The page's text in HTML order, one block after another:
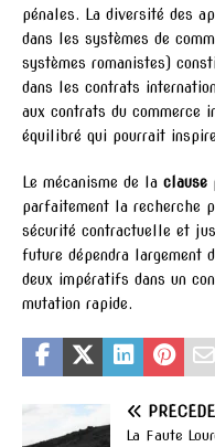
pénales. La diversité des
dans les systèmes de
systèmes romanistes)
dans les contrats
aux contrats du commerce
équilibré qui pourrait
Le mécanisme de la clause
parfaitement la recherche
sécurité contractuelle et
future dépendra largement
deux impératifs dans un
mutation rapide.
La Faute